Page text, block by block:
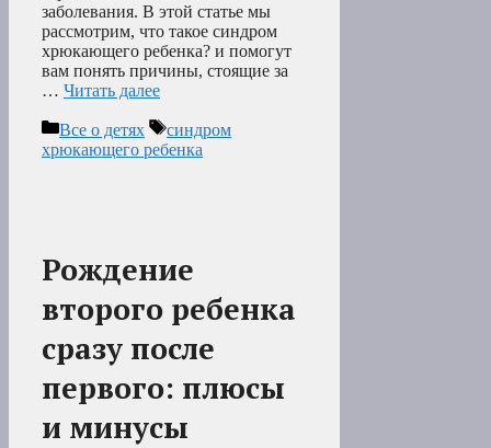
заболевания. В этой статье мы
рассмотрим, что такое синдром
хрюкающего ребенка? и помогут
вам понять причины, стоящие за
… Читать далее
Рубрики
Все о детях Метки
синдром
хрюкающего ребенка
Рождение
второго ребенка
сразу после
первого: плюсы
и минусы